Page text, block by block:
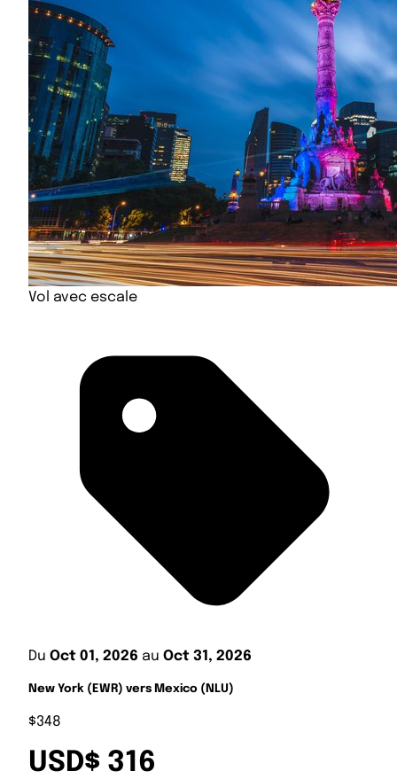
Vol avec escale
Du Oct 01, 2026 au Oct 31, 2026
New York (EWR) vers Mexico (NLU)
$348
USD$ 316